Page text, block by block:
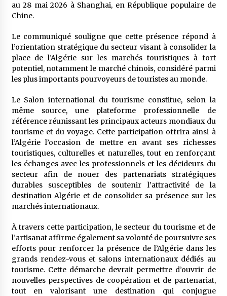
5 ans ago
Tradition orale/ D’où viennent les contes et à
5 ans ago
au 28 mai 2026 à Shanghai, en République populaire de
Chine.
Le communiqué souligne que cette présence répond à
l’orientation stratégique du secteur visant à consolider la
place de l’Algérie sur les marchés touristiques à fort
potentiel, notamment le marché chinois, considéré parmi
les plus importants pourvoyeurs de touristes au monde.
Le Salon international du tourisme constitue, selon la
même source, une plateforme professionnelle de
référence réunissant les principaux acteurs mondiaux du
tourisme et du voyage. Cette participation offrira ainsi à
l’Algérie l’occasion de mettre en avant ses richesses
touristiques, culturelles et naturelles, tout en renforçant
les échanges avec les professionnels et les décideurs du
secteur afin de nouer des partenariats stratégiques
durables susceptibles de soutenir l’attractivité de la
destination Algérie et de consolider sa présence sur les
marchés internationaux.
À travers cette participation, le secteur du tourisme et de
l’artisanat affirme également sa volonté de poursuivre ses
efforts pour renforcer la présence de l’Algérie dans les
grands rendez-vous et salons internationaux dédiés au
tourisme. Cette démarche devrait permettre d’ouvrir de
nouvelles perspectives de coopération et de partenariat,
tout en valorisant une destination qui conjugue